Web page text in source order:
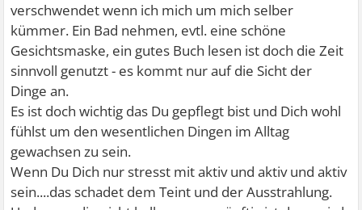
verschwendet wenn ich mich um mich selber
kümmer. Ein Bad nehmen, evtl. eine schöne
Gesichtsmaske, ein gutes Buch lesen ist doch die Zeit
sinnvoll genutzt - es kommt nur auf die Sicht der
Dinge an.
Es ist doch wichtig das Du gepflegt bist und Dich wohl
fühlst um den wesentlichen Dingen im Alltag
gewachsen zu sein.
Wenn Du Dich nur stresst mit aktiv und aktiv und aktiv
sein....das schadet dem Teint und der Ausstrahlung.